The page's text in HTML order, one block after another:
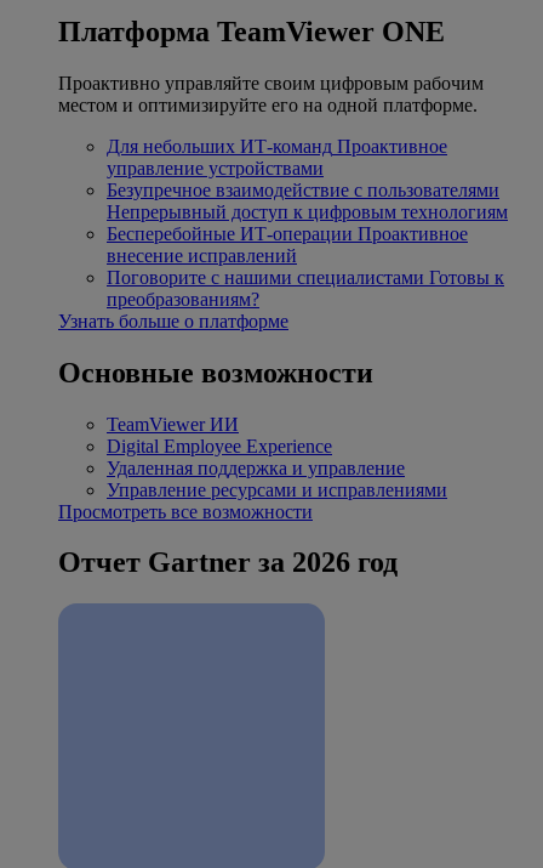
Платформа TeamViewer ONE
Проактивно управляйте своим цифровым рабочим
местом и оптимизируйте его на одной платформе.
Для небольших ИТ-команд Проактивное
управление устройствами
Безупречное взаимодействие с пользователями
Непрерывный доступ к цифровым технологиям
Бесперебойные ИТ-операции Проактивное
внесение исправлений
Поговорите с нашими специалистами Готовы к
преобразованиям?
Узнать больше о платформе
Основные возможности
TeamViewer ИИ
Digital Employee Experience
Удаленная поддержка и управление
Управление ресурсами и исправлениями
Просмотреть все возможности
Отчет Gartner за 2026 год